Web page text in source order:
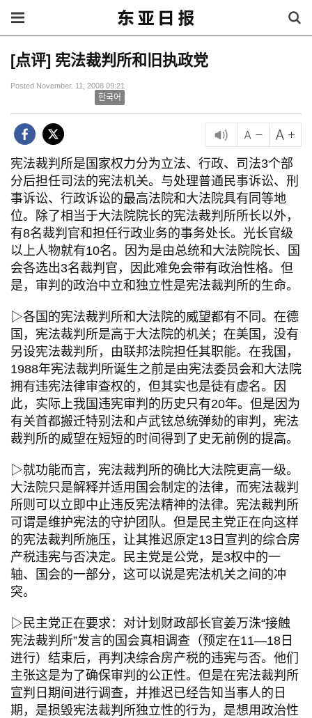
[点评] 宪法裁判所和旧执政党
Posted November. 11, 2008 09:21
한국어
宪法裁判所是国家权力分为立法、行政、司法3个部
分后担任司法的宪法机关。与处理普通民事诉讼、刑
事诉讼、行政诉讼的最高法院和大法院具有同等地
位。除了相当于大法院院长的宪法裁判所所长以外，
有8名裁判官和担任行政业务的事务处长。光长官级
以上人物就有10名。因为是由总统和大法院院长、国
会各选出3名裁判官，因此难免会带有政治性格。但
是，审判的政治中立和独立性是宪法裁判所的生命。
▷各国的宪法裁判所和大法院的威望都有不同。在德
国，宪法裁判所是高于大法院的机关；在美国，没有
另设宪法裁判所，由联邦法院担任其职能。在我国，
1988年宪法裁判所诞生之前是由宪法委员会和大法院
拥有违宪法律审查权的，但其实也是徒有虚名。因
此，实际上我国违宪审判的历史只有20年。但是因为
有关首都搬迁特别法和卢武铉总统弹劾的审判，宪法
裁判所的威望在短短的时间得到了史无前例的提高。
▷就功能而言，宪法裁判所的确比大法院更高一级。
大法院只是解释并适用国会制定的法律，而宪法裁判
所则可以立即中止违反宪法精神的法律。宪法裁判所
可谓是维护宪法的守护团队。但是民主党正在向这样
的宪法裁判所施压，让其推迟原定13日宣判的综合房
产税违宪与否决定。民主党是公党，是3权中的一
轴、国会的一部分，这可以说是宪法机关之间的冲
突。
▷民主党正在要求：对计划财政部长官姜万洙“接触
宪法裁判所”发言的国会真相调查（预定在11—18日
进行）结束后，再判决综合房产税的违宪与否。他们
主张这是为了确保审判的公正性。但是在宪法裁判所
宣判日期间进行调查，并推迟已经告知当事人的日
期，是损毁宪法裁判所独立性的行为，是想用政治性